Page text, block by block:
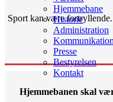
Hjemmebane
Historie
Administration
Kommunikation
Presse
Bestyrelsen
Kontakt
Sport kan være
Hjemmebanen skal